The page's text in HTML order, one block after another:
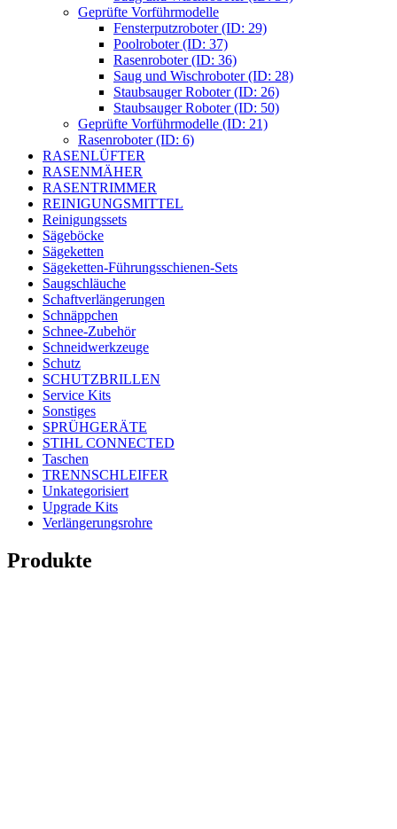
Geprüfte Vorführmodelle
Fensterputzroboter (ID: 29)
Poolroboter (ID: 37)
Rasenroboter (ID: 36)
Saug und Wischroboter (ID: 28)
Staubsauger Roboter (ID: 26)
Staubsauger Roboter (ID: 50)
Geprüfte Vorführmodelle (ID: 21)
Rasenroboter (ID: 6)
RASENLÜFTER
RASENMÄHER
RASENTRIMMER
REINIGUNGSMITTEL
Reinigungssets
Sägeböcke
Sägeketten
Sägeketten-Führungsschienen-Sets
Saugschläuche
Schaftverlängerungen
Schnäppchen
Schnee-Zubehör
Schneidwerkzeuge
Schutz
SCHUTZBRILLEN
Service Kits
Sonstiges
SPRÜHGERÄTE
STIHL CONNECTED
Taschen
TRENNSCHLEIFER
Unkategorisiert
Upgrade Kits
Verlängerungsrohre
Produkte